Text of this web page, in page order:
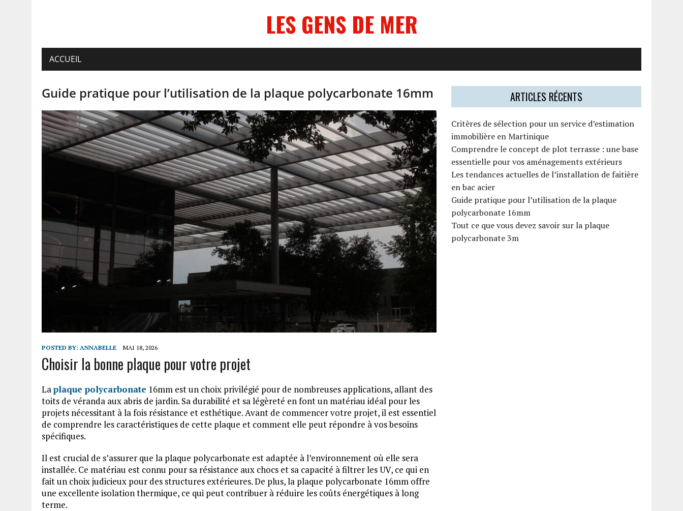
LES GENS DE MER
ACCUEIL
Guide pratique pour l’utilisation de la plaque polycarbonate 16mm
POSTED BY: ANNABELLE MAI 18, 2026
Choisir la bonne plaque pour votre projet
Laplaque polycarbonate 16mm est un choix privilégié pour de nombreuses applications, allant des
toits de véranda aux abris de jardin. Sa durabilité et sa légèreté en font un matériau idéal pour les
projets nécessitant à la fois résistance et esthétique. Avant de commencer votre projet, il est essentiel
de comprendre les caractéristiques de cette plaque et comment elle peut répondre à vos besoins
spécifiques.
Il est crucial de s’assurer que la plaque polycarbonate est adaptée à l’environnement où elle sera
installée. Ce matériau est connu pour sa résistance aux chocs et sa capacité à filtrer les UV, ce qui en
fait un choix judicieux pour des structures extérieures. De plus, la plaque polycarbonate 16mm offre
une excellente isolation thermique, ce qui peut contribuer à réduire les coûts énergétiques à long
terme.
ARTICLES RÉCENTS
Critères de sélection pour un service d’estimation
immobilière en Martinique
Comprendre le concept de plot terrasse : une base
essentielle pour vos aménagements extérieurs
Les tendances actuelles de l’installation de faitière
en bac acier
Guide pratique pour l’utilisation de la plaque
polycarbonate 16mm
Tout ce que vous devez savoir sur la plaque
polycarbonate 3m